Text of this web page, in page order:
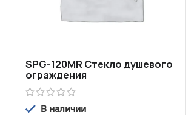
SPG-120MR Стекло душевого
ограждения
В наличии